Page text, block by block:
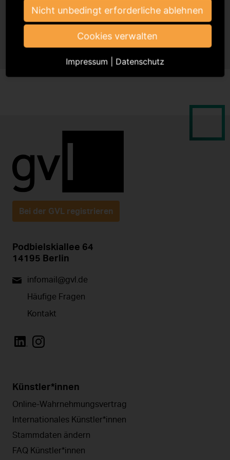
Bei der GVL registrieren
Podbielskiallee 64
14195 Berlin
infomail@gvl.de
Häufige Fragen
Kontakt
Künstler*innen
Online-Wahrnehmungsvertrag
Internationales Künstler*innen
Stammdaten ändern
FAQ Künstler*innen
Nicht unbedingt erforderliche ablehnen
Cookies verwalten
Impressum Datenschutz